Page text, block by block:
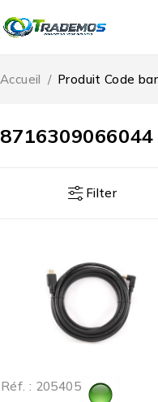
8716309066044
Accueil / Produit Code
Filter
Réf. : 205405